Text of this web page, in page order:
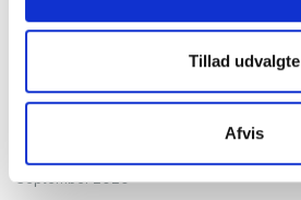
Tillad udvalgte
Afvis
December 2020
September 2020